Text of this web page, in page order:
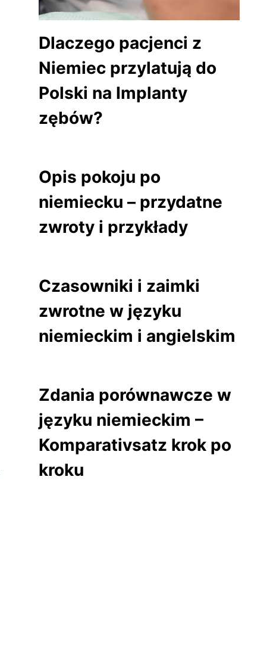
Dlaczego pacjenci z
Niemiec przylatują do
Polski na Implanty
zębów?
Opis pokoju po
niemiecku – przydatne
zwroty i przykłady
Czasowniki i zaimki
zwrotne w języku
niemieckim i angielskim
Zdania porównawcze w
języku niemieckim –
Komparativsatz krok po
kroku